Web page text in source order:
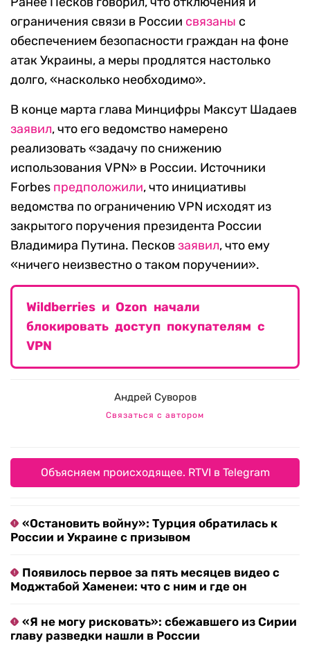
ограничения связи в России связаны с
обеспечением безопасности граждан на фоне
атак Украины, а меры продлятся настолько
долго, «насколько необходимо».
В конце марта глава Минцифры Максут Шадаев
заявил, что его ведомство намерено
реализовать «задачу по снижению
использования VPN» в России. Источники
Forbes предположили, что инициативы
ведомства по ограничению VPN исходят из
закрытого поручения президента России
Владимира Путина. Песков заявил, что ему
«ничего неизвестно о таком поручении».
Wildberries и Ozon начали
блокировать доступ покупателям с
VPN
Андрей Суворов
Связаться с автором
Объясняем происходящее. RTVI в Telegram
«Остановить войну»: Турция обратилась к
России и Украине с призывом
Появилось первое за пять месяцев видео с
Моджтабой Хаменеи: что с ним и где он
«Я не могу рисковать»: сбежавшего из Сирии
главу разведки нашли в России